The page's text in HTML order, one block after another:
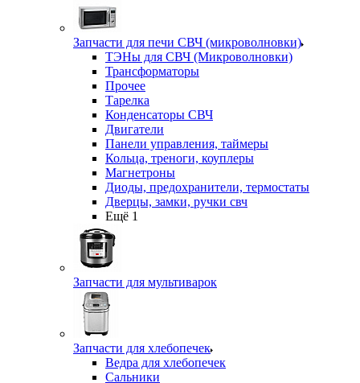
Запчасти для печи СВЧ (микроволновки)
ТЭНы для СВЧ (Микроволновки)
Трансформаторы
Прочее
Тарелка
Конденсаторы СВЧ
Двигатели
Панели управления, таймеры
Кольца, треноги, коуплеры
Магнетроны
Диоды, предохранители, термостаты
Дверцы, замки, ручки свч
Ещё 1
Запчасти для мультиварок
Запчасти для хлебопечек
Ведра для хлебопечек
Сальники